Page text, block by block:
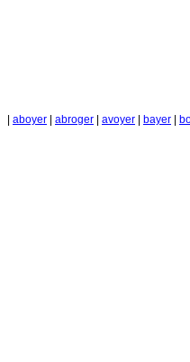
aboyer abroger avoyer bayer